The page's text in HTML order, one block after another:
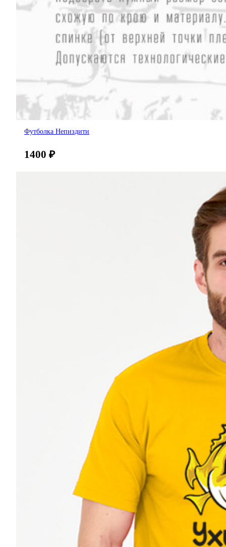
Футболка Непиздити
1400 ₽